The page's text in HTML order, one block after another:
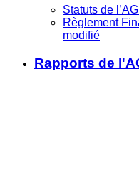
Statuts de
Règlement
modifié
Rapports de